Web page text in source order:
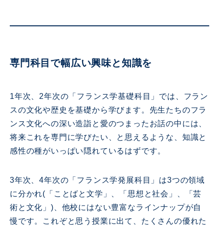
専門科目で幅広い興味と知識を
1年次、2年次の「フランス学基礎科目」では、フラン
スの文化や歴史を基礎から学びます。先生たちのフラ
ンス文化への深い造詣と愛のつまったお話の中には、
将来これを専門に学びたい、と思えるような、知識と
感性の種がいっぱい隠れているはずです。
3年次、4年次の「フランス学発展科目」は3つの領域
に分かれ(「ことばと文学」、「思想と社会」、「芸
術と文化」)、他校にはない豊富なラインナップが自
慢です。これぞと思う授業に出て、たくさんの優れた